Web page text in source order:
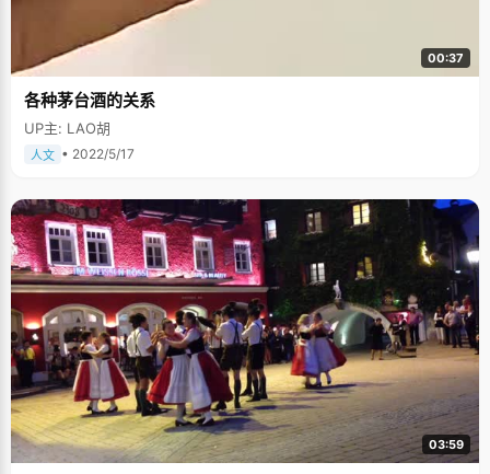
00:37
各种茅台酒的关系
UP主: LAO胡
人文 • 2022/5/17
03:59